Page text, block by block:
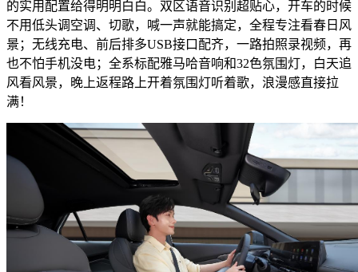
的实用配置给得明明白白。双区语音识别超贴心，开车的时候
不用低头调空调、切歌，喊一声就能搞定，全程专注看春日风
景；无线充电、前后排多USB接口配齐，一路拍照录视频，再
也不怕手机没电；全系标配雅马哈音响和32色氛围灯，白天追
风看风景，晚上返程路上开着氛围灯听着歌，浪漫感直接拉
满！